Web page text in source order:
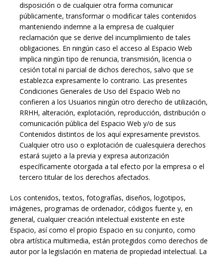
disposición o de cualquier otra forma comunicar
públicamente, transformar o modificar tales contenidos
manteniendo indemne a la empresa de cualquier
reclamación que se derive del incumplimiento de tales
obligaciones. En ningún caso el acceso al Espacio Web
implica ningún tipo de renuncia, transmisión, licencia o
cesión total ni parcial de dichos derechos, salvo que se
establezca expresamente lo contrario. Las presentes
Condiciones Generales de Uso del Espacio Web no
confieren a los Usuarios ningún otro derecho de utilización,
RRHH, alteración, explotación, reproducción, distribución o
comunicación pública del Espacio Web y/o de sus
Contenidos distintos de los aquí expresamente previstos.
Cualquier otro uso o explotación de cualesquiera derechos
estará sujeto a la previa y expresa autorización
específicamente otorgada a tal efecto por la empresa o el
tercero titular de los derechos afectados.
Los contenidos, textos, fotografías, diseños, logotipos,
imágenes, programas de ordenador, códigos fuente y, en
general, cualquier creación intelectual existente en este
Espacio, así como el propio Espacio en su conjunto, como
obra artística multimedia, están protegidos como derechos de
autor por la legislación en materia de propiedad intelectual. La